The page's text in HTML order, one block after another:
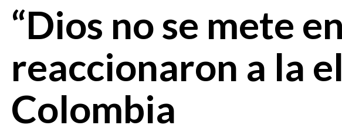
“Dios no se mete
reaccionaron a la
Colombia